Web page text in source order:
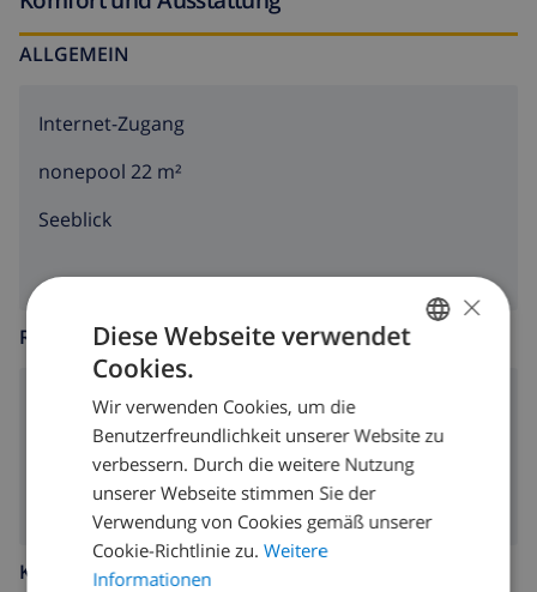
Roses statt.
ALLGEMEIN
Internet-Zugang
nonepool 22 m²
Seeblick
RUND UMS HAUS
Parkplatz
Terrasse
KÜCHE
DUTCH
SPANISH
GERMAN
×
Diese Webseite verwendet
Cookies.
Wir verwenden Cookies, um die
Benutzerfreundlichkeit unserer Website zu
verbessern. Durch die weitere Nutzung
unserer Webseite stimmen Sie der
Verwendung von Cookies gemäß unserer
Cookie-Richtlinie zu. Weitere
Informationen